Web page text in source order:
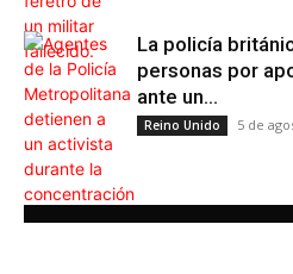
La policía
personas por
ante un...
Reino Unido 5 de